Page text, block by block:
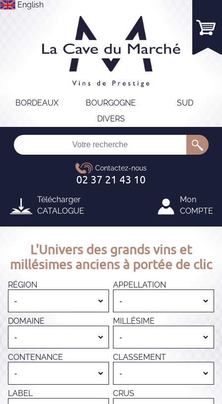
English
BORDEAUX BOURGOGNE
SUD
DIVERS
Télécharger
CATALOGUE
Mon
COMPTE
L'Univers des grands vins et
millésimes anciens à portée de clic
RÉGION APPELLATION
DOMAINE MILLÉSIME
CONTENANCE CLASSEMENT
LABEL CRUS